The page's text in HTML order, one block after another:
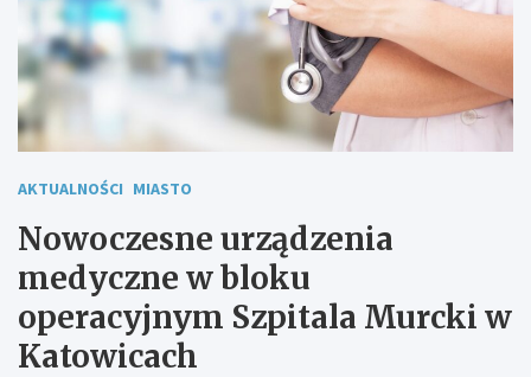
AKTUALNOŚCI MIASTO
Nowoczesne urządzenia
medyczne w bloku
operacyjnym Szpitala Murcki w
Katowicach